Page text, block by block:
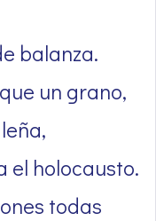
balanza.
un grano,
el holocausto.
todas